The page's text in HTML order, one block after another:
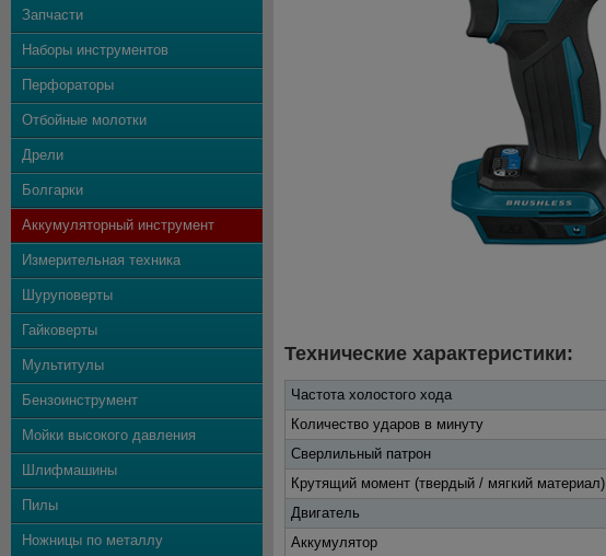
Запчасти
Наборы инструментов
Перфораторы
Отбойные молотки
Дрели
Болгарки
Аккумуляторный инструмент
Измерительная техника
Шуруповерты
Гайковерты
Мультитулы
Бензоинструмент
Мойки высокого давления
Шлифмашины
Пилы
Ножницы по металлу
Технические характеристики:
Частота холостого хода
Количество ударов в минуту
Сверлильный патрон
Крутящий момент (твердый / мягкий материал)
Двигатель
Аккумулятор